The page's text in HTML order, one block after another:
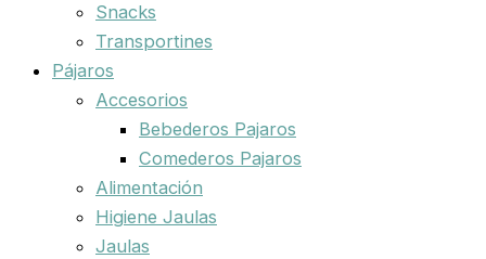
Snacks
Transportines
Pájaros
Accesorios
Bebederos Pajaros
Comederos Pajaros
Alimentación
Higiene Jaulas
Jaulas